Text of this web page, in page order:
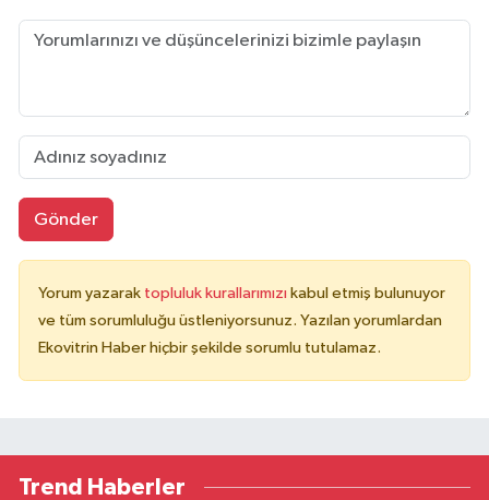
Gönder
Yorum yazarak topluluk kurallarımızı kabul etmiş bulunuyor
ve tüm sorumluluğu üstleniyorsunuz. Yazılan yorumlardan
Ekovitrin Haber hiçbir şekilde sorumlu tutulamaz.
Trend Haberler